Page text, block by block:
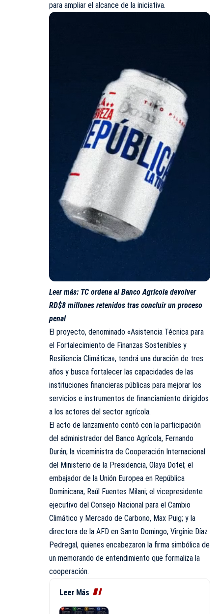
para ampliar el alcance de la iniciativa.
Leer más: TC ordena al Banco Agrícola devolver
RD$8 millones retenidos tras concluir un proceso
penal
El proyecto, denominado «Asistencia Técnica para
el Fortalecimiento de Finanzas Sostenibles y
Resiliencia Climática», tendrá una duración de tres
años y busca fortalecer las capacidades de las
instituciones financieras públicas para mejorar los
servicios e instrumentos de financiamiento dirigidos
a los actores del sector agrícola.
El acto de lanzamiento contó con la participación
del administrador del Banco Agrícola, Fernando
Durán; la viceministra de Cooperación Internacional
del Ministerio de la Presidencia, Olaya Dotel; el
embajador de la Unión Europea en República
Dominicana, Raúl Fuentes Milani; el vicepresidente
ejecutivo del Consejo Nacional para el Cambio
Climático y Mercado de Carbono, Max Puig; y la
directora de la AFD en Santo Domingo, Virginie Díaz
Pedregal, quienes encabezaron la firma simbólica de
un memorando de entendimiento que formaliza la
cooperación.
Leer Más